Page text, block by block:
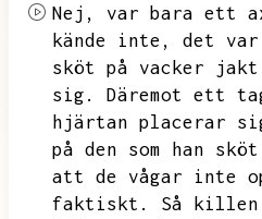
Nej, var bara ett
kände inte, det var
sköt på vacker jakt
sig.
Däremot ett
hjärtan placerar
på den som han
att de vågar inte
faktiskt.
Så